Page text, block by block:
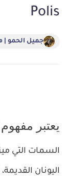
Polis
جميل الحمو |
يعتبر مفهوم
السمات التي
اليونان